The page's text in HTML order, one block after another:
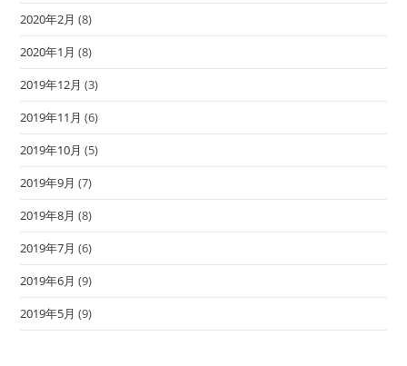
2020年2月 (8)
2020年1月 (8)
2019年12月 (3)
2019年11月 (6)
2019年10月 (5)
2019年9月 (7)
2019年8月 (8)
2019年7月 (6)
2019年6月 (9)
2019年5月 (9)